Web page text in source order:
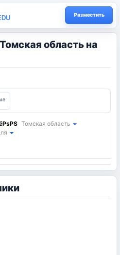
Разместить
область на